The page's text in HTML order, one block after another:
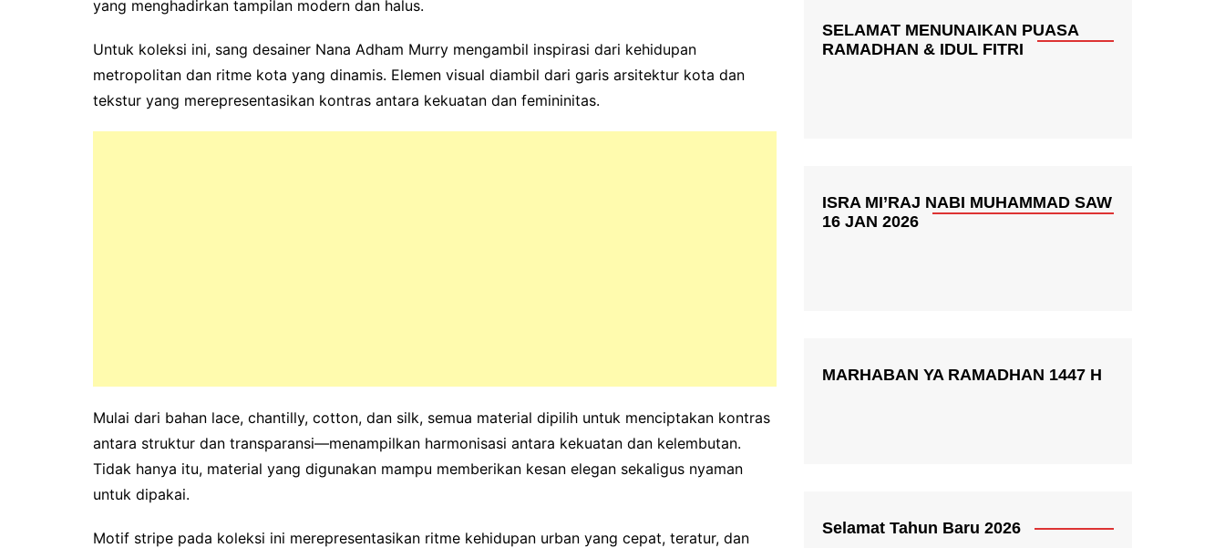
yang menghadirkan tampilan modern dan halus.
‎Untuk koleksi ini, sang desainer Nana Adham Murry mengambil inspirasi dari kehidupan
metropolitan dan ritme kota yang dinamis. Elemen visual diambil dari garis arsitektur kota dan
tekstur yang merepresentasikan kontras antara kekuatan dan femininitas.
‎Mulai dari bahan lace, chantilly, cotton, dan silk, semua material dipilih untuk menciptakan kontras
antara struktur dan transparansi—menampilkan harmonisasi antara kekuatan dan kelembutan.
Tidak hanya itu, material yang digunakan mampu memberikan kesan elegan sekaligus nyaman
untuk dipakai.
‎Motif stripe pada koleksi ini merepresentasikan ritme kehidupan urban yang cepat, teratur, dan
SELAMAT MENUNAIKAN PUASA
RAMADHAN & IDUL FITRI
ISRA MI’RAJ NABI MUHAMMAD SAW
16 JAN 2026
MARHABAN YA RAMADHAN 1447 H
Selamat Tahun Baru 2026